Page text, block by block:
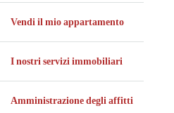
Vendi il mio appartamento
I nostri servizi immobiliari
Amministrazione degli affitti